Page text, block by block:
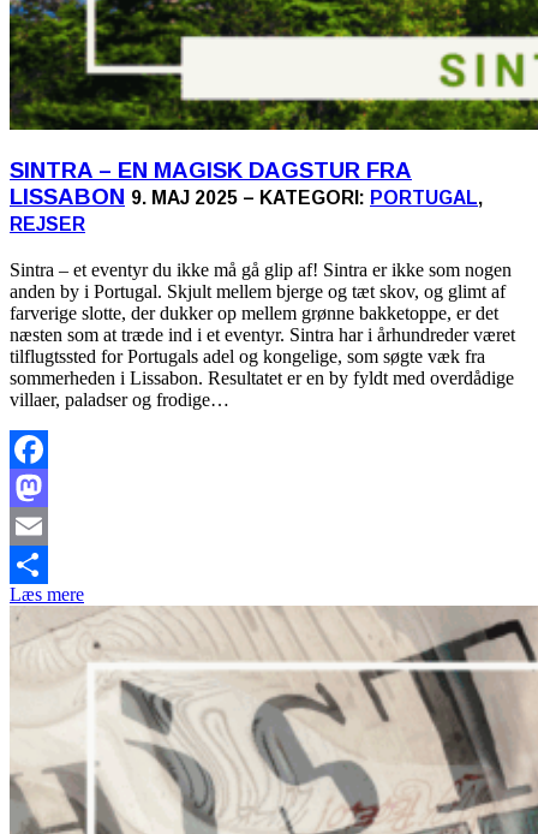
SINTRA – EN MAGISK DAGSTUR FRA
LISSABON 9. MAJ 2025 – KATEGORI: PORTUGAL,
REJSER
Sintra – et eventyr du ikke må gå glip af! Sintra er ikke som nogen
anden by i Portugal. Skjult mellem bjerge og tæt skov, og glimt af
farverige slotte, der dukker op mellem grønne bakketoppe, er det
næsten som at træde ind i et eventyr. Sintra har i århundreder været
tilflugtssted for Portugals adel og kongelige, som søgte væk fra
sommerheden i Lissabon. Resultatet er en by fyldt med overdådige
villaer, paladser og frodige…
Facebook
Mastodon
Email
Share
Læs mere